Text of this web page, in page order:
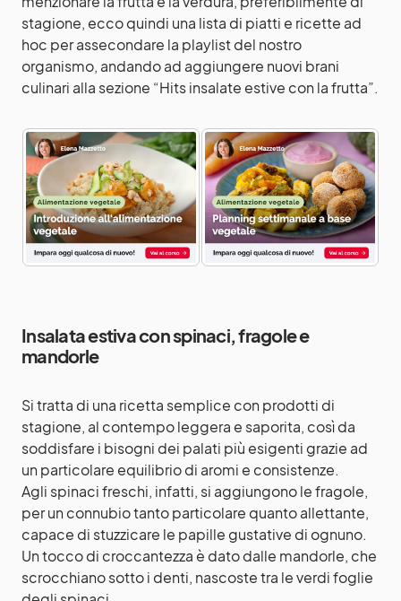
stagione, ecco quindi una lista di piatti e ricette ad
hoc per assecondare la playlist del nostro
organismo, andando ad aggiungere nuovi brani
culinari alla sezione “Hitsinsalate estive con la frutta”.
Insalata estiva con spinaci, fragole e
mandorle
Si tratta di una ricetta semplice con prodotti di
stagione, al contempo leggera e saporita, così da
soddisfare i bisogni dei palati più esigenti grazie ad
un particolare equilibrio di aromi e consistenze.
Agli spinaci freschi, infatti, si aggiungono lefragole,
per un connubio tanto particolare quanto allettante,
capace di stuzzicare le papille gustative di ognuno.
Un tocco di croccantezza è dato dalle mandorle, che
scrocchiano sotto i denti, nascoste tra le verdi foglie